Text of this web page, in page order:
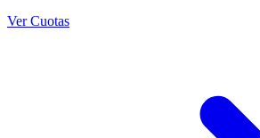
Ver Cuotas